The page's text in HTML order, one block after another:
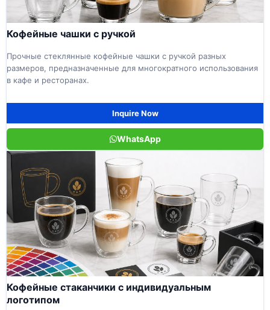
Кофейные чашки с ручкой
Прочные стеклянные кофейные чашки с ручкой разных
размеров, предназначенные для многократного использования
в кафе и ресторанах.
Inquire Now
WhatsApp
Кофейные стаканчики с индивидуальным
логотипом